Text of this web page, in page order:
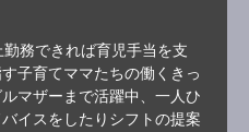
務できれば育児手当を支
子育てママたちの働くきっ
マザーまで活躍中、一人ひ
イスをしたりシフトの提案